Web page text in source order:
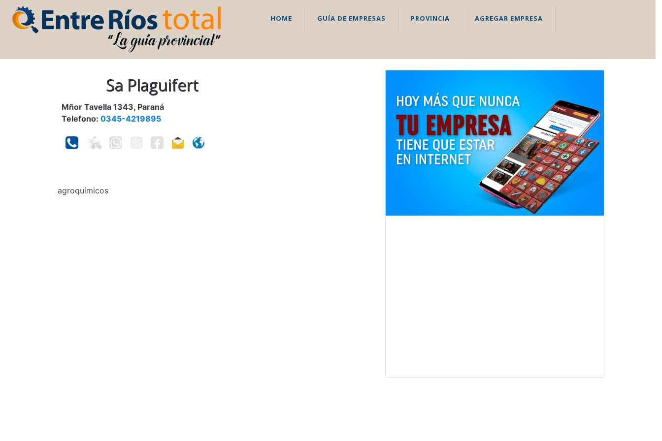
HOME GUÍA DE EMPRESAS PROVINCIA AGREGAR EMPRESA
Sa Plaguifert
Mñor Tavella 1343, Paraná
Telefono: 0345-4219895
agroquímicos